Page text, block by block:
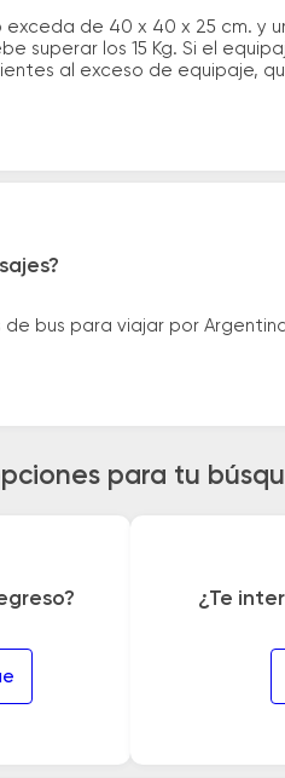
de 40 x 40 x 25 cm. y
superar los 15 Kg. Si el
al exceso de equipaje,
bus para viajar por
para tu
¿Te